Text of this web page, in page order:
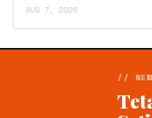
AUG 7, 2026
//